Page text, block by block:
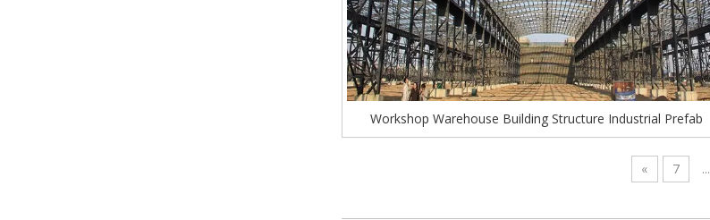
Workshop Warehouse Building Structure Industrial Prefab
...
7
»